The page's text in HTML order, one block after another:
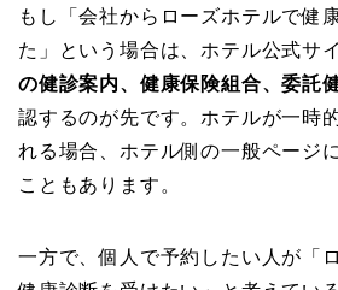
もし「会社からローズホテルで健
た」という場合は、ホテル公式サ
の健診案内、健康保険組合、委託
認するのが先です。ホテルが一時
れる場合、ホテル側の一般ページ
こともあります。
一方で、個人で予約したい人が「